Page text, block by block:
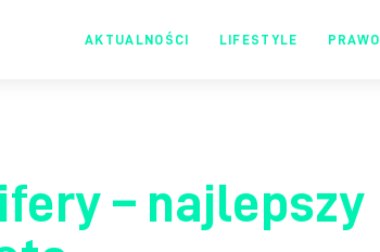
AKTUALNOŚCI LIFESTYLE PRAWO
– najlepszy